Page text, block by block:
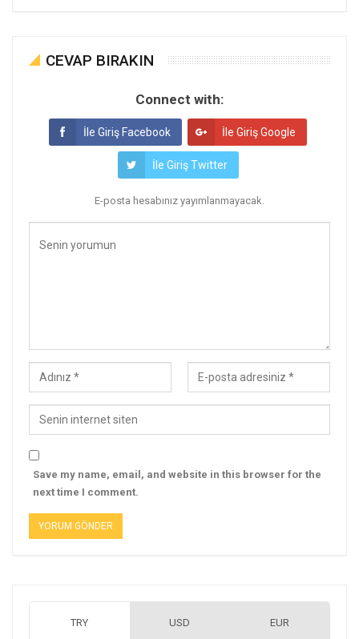
CEVAP BIRAKIN
Connect with:
İle Giriş Facebook İle Giriş Google
İle Giriş Twitter
E-posta hesabınız yayımlanmayacak.
Save my name, email, and website in this browser for the
next time I comment.
TRY USD EUR